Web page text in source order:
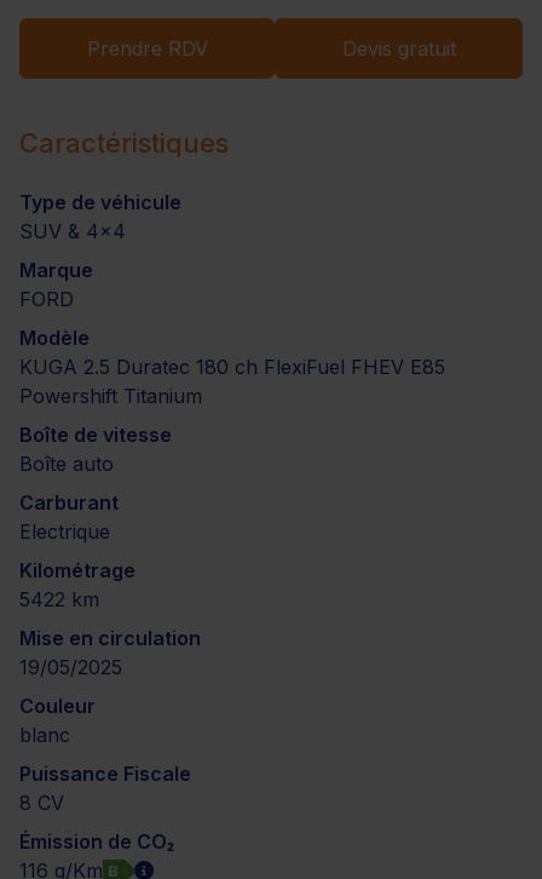
Prendre RDV Devis gratuit
Caractéristiques
Type de véhicule
SUV & 4x4
Marque
FORD
Modèle
KUGA 2.5 Duratec 180 ch FlexiFuel FHEV E85
Powershift Titanium
Boîte de vitesse
Boîte auto
Carburant
Electrique
Kilométrage
5422 km
Mise en circulation
19/05/2025
Couleur
blanc
Puissance Fiscale
8 CV
Émission de CO₂
116 g/Km B